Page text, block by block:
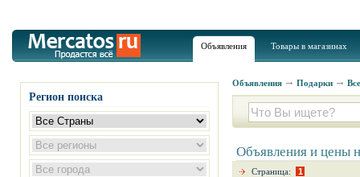
Объявления Товары в магазинах
Регион поиска
Объявления Подарки
Объявления и цены
Страница: 1